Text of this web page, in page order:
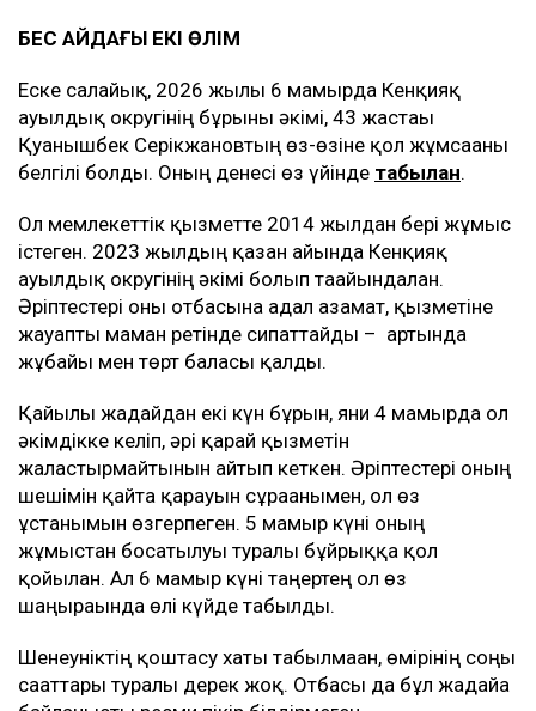
БЕС АЙДАҒЫ ЕКІ ӨЛІМ
Еске салайық, 2026 жылғы 6 мамырда Кенқияқ
ауылдық округінің бұрынғы әкімі, 43 жастағы
Қуанышбек Серікжановтың өз-өзіне қол жұмсағаны
белгілі болды. Оның денесі өз үйінде табылған.
Ол мемлекеттік қызметте 2014 жылдан бері жұмыс
істеген. 2023 жылдың қазан айында Кенқияқ
ауылдық округінің әкімі болып тағайындалған.
Әріптестері оны отбасына адал азамат, қызметіне
жауапты маман ретінде сипаттайды – артында
жұбайы мен төрт баласы қалды.
Қайғылы жағдайдан екі күн бұрын, яғни 4 мамырда ол
әкімдікке келіп, әрі қарай қызметін
жалғастырмайтынын айтып кеткен. Әріптестері оның
шешімін қайта қарауын сұрағанымен, ол өз
ұстанымын өзгерпеген. 5 мамыр күні оның
жұмыстан босатылуы туралы бұйрыққа қол
қойылған. Ал 6 мамыр күні таңертең ол өз
шаңырағында өлі күйде табылды.
Шенеуніктің қоштасу хаты табылмаған, өмірінің соңғы
сағаттары туралы дерек жоқ. Отбасы да бұл жағдайға